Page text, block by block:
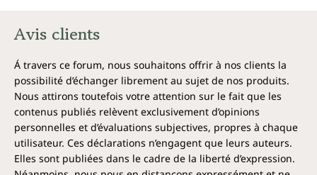
Mendeleïev à l'aide du tableau périodique des
le chimiste allemand Clemens Winkler en 1885. C'est
de là que vient l'appellation germanium.
Chaque flacon de germanium colloïdal d'Unimedica
contient 200 ml de la dispersion la plus pure.
Mentions de danger
Avis clients
Á travers ce forum, nous souhaitons offrir à nos clients la
possibilité d’échanger librement au sujet de nos produits.
Nous attirons toutefois votre attention sur le fait que les
contenus publiés relèvent exclusivement d’opinions
personnelles et d’évaluations subjectives, propres à chaque
utilisateur. Ces déclarations n’engagent que leurs auteurs.
Elles sont publiées dans le cadre de la liberté d’expression.